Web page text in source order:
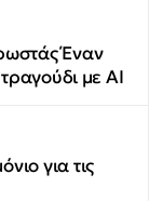
Έναν
με AI
για τις